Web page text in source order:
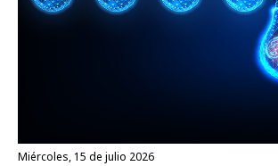
miércoles, 15 de julio 2026